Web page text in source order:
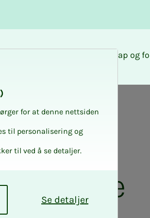
Medlemskap og
for at denne nettsiden
til personalisering og
til ved å se detaljer.
Se detaljer